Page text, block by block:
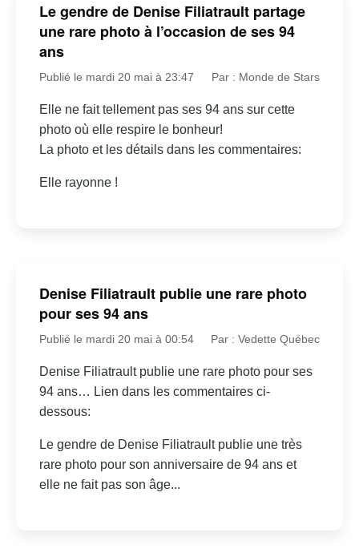
Le gendre de Denise Filiatrault partage
une rare photo à l’occasion de ses 94
ans
Publié le mardi 20 mai à 23:47 Par : Monde de Stars
Elle ne fait tellement pas ses 94 ans sur cette
photo où elle respire le bonheur!
La photo et les détails dans les commentaires:
Elle rayonne !
Denise Filiatrault publie une rare photo
pour ses 94 ans
Publié le mardi 20 mai à 00:54 Par : Vedette Québec
Denise Filiatrault publie une rare photo pour ses
94 ans… Lien dans les commentaires ci-
dessous:
Le gendre de Denise Filiatrault publie une très
rare photo pour son anniversaire de 94 ans et
elle ne fait pas son âge...